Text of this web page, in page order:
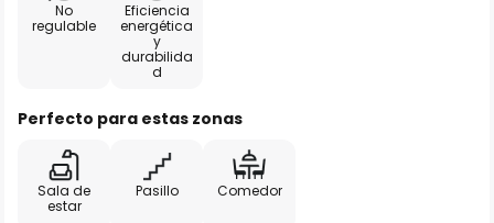
No
regulable
Eficiencia
energética
y
durabilida
d
Perfecto para estas zonas
Sala de
estar
Pasillo Comedor